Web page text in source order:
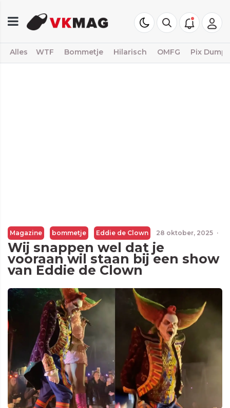
Alles WTF Bommetje Hilarisch OMFG Pix Dump
Magazine bommetje Eddie de Clown 28 oktober, 2025 ·
Wij snappen wel dat je
vooraan wil staan bij een show
van Eddie de Clown